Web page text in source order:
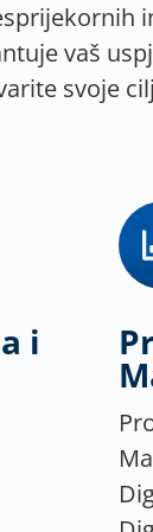
vaš
svoje
i